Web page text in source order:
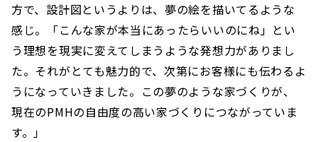
方で、設計図というよりは、夢の絵を描いてるような
感じ。「こんな家が本当にあったらいいのにね」とい
う理想を現実に変えてしまうような発想力がありまし
た。それがとても魅力的で、次第にお客様にも伝わるよ
うになっていきました。この夢のような家づくりが、
現在のPMHの自由度の高い家づくりにつながっていま
す。」